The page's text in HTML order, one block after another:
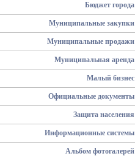
Бюджет города
Муниципальные закупки
Муниципальные продажи
Муниципальная аренда
Малый бизнес
Официальные документы
Защита населения
Информационные системы
Альбом фотогалерей